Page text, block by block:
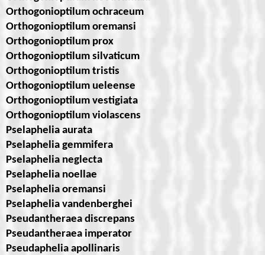
Orthogonioptilum ochraceum
Orthogonioptilum oremansi
Orthogonioptilum prox
Orthogonioptilum silvaticum
Orthogonioptilum tristis
Orthogonioptilum ueleense
Orthogonioptilum vestigiata
Orthogonioptilum violascens
Pselaphelia aurata
Pselaphelia gemmifera
Pselaphelia neglecta
Pselaphelia noellae
Pselaphelia oremansi
Pselaphelia vandenberghei
Pseudantheraea discrepans
Pseudantheraea imperator
Pseudaphelia apollinaris